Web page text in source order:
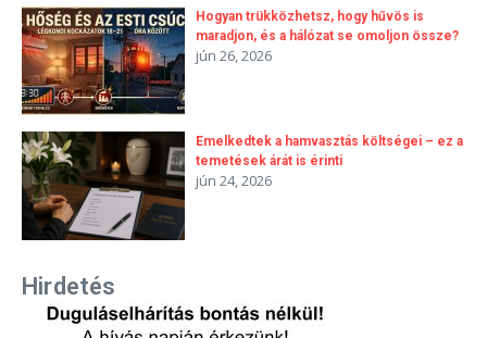
Hogyan trükközhetsz, hogy hűvös is
maradjon, és a hálózat se omoljon össze?
jún 26, 2026
Emelkedtek a hamvasztás költségei – ez a
temetések árát is érinti
jún 24, 2026
Hirdetés